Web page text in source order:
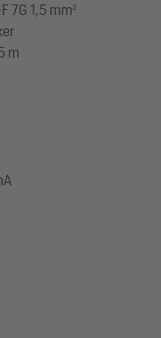
7G 1,5 mm²
m